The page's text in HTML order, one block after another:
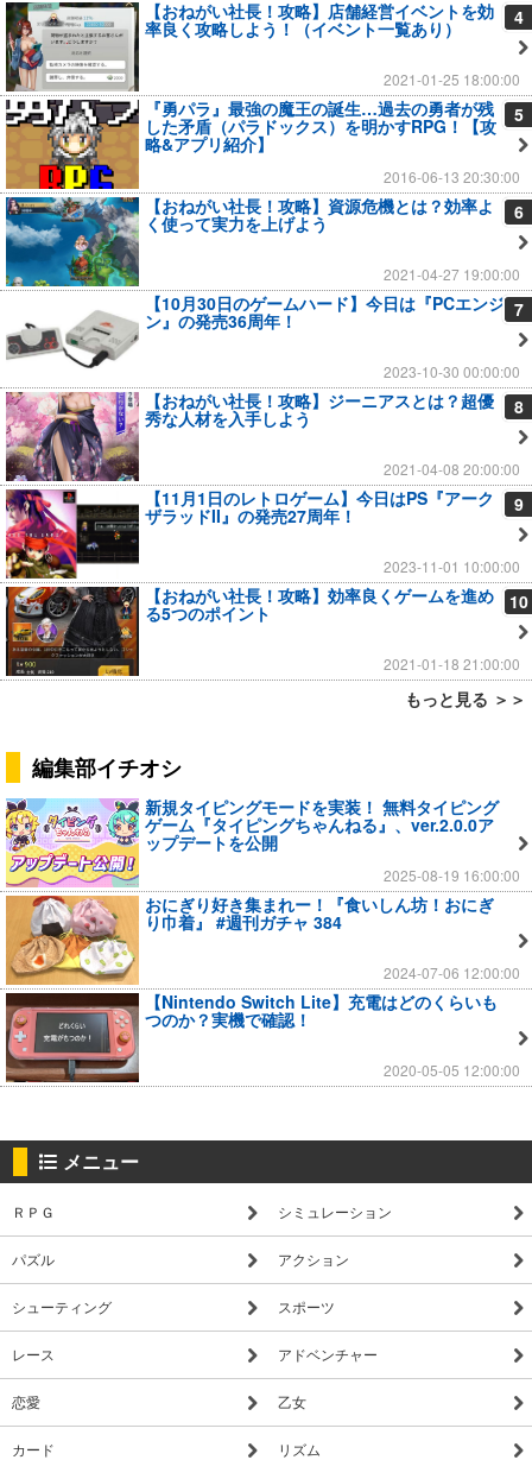
4
【おねがい社長！攻略】店舗経営イベントを効
率良く攻略しよう！（イベント一覧あり）
2021-01-25 18:00:00
5
『勇パラ』最強の魔王の誕生…過去の勇者が残
した矛盾（パラドックス）を明かすRPG！【攻
略&アプリ紹介】
2016-06-13 20:30:00
6
【おねがい社長！攻略】資源危機とは？効率よ
く使って実力を上げよう
2021-04-27 19:00:00
7
【10月30日のゲームハード】今日は『PCエンジ
ン』の発売36周年！
2023-10-30 00:00:00
8
【おねがい社長！攻略】ジーニアスとは？超優
秀な人材を入手しよう
2021-04-08 20:00:00
9
【11月1日のレトロゲーム】今日はPS『アーク
ザラッドII』の発売27周年！
2023-11-01 10:00:00
10
【おねがい社長！攻略】効率良くゲームを進め
る5つのポイント
2021-01-18 21:00:00
もっと見る ＞＞
編集部イチオシ
新規タイピングモードを実装！ 無料タイピング
ゲーム『タイピングちゃんねる』、ver.2.0.0ア
ップデートを公開
2025-08-19 16:00:00
おにぎり好き集まれー！『食いしん坊！おにぎ
り巾着』 #週刊ガチャ 384
2024-07-06 12:00:00
【Nintendo Switch Lite】充電はどのくらいも
つのか？実機で確認！
2020-05-05 12:00:00
メニュー
ＲＰＧ シミュレーション
パズル アクション
シューティング スポーツ
レース アドベンチャー
恋愛 乙女
カード リズム